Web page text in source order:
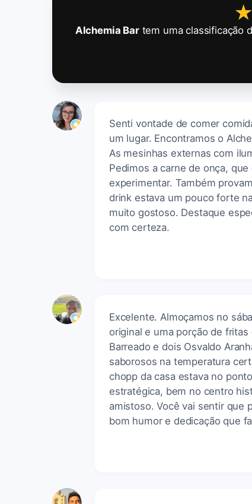
Alchemia Bartem uma classificação
Senti vontade de comer
um lugar. Encontramos o
As mesinhas externas com
Pedimos a carne de onça,
experimentar. Também
drink estava um pouco forte
muito gostoso. Destaque
com certeza.
Excelente. Almoçamos no
original e uma porção de
Barreado e dois Osvaldo
saborosos na temperatura
chopp da casa estava no
estratégica, bem no centro
amistoso. Você vai sentir que
bom humor e dedicação que